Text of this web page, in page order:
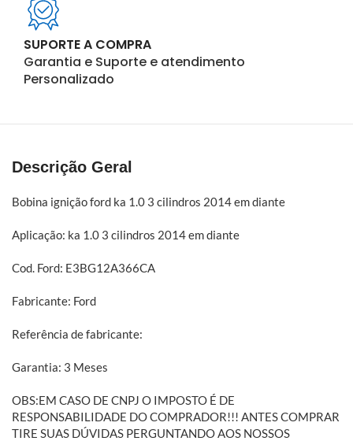
SUPORTE A COMPRA
Garantia e Suporte e atendimento
Personalizado
Descrição Geral
Bobina ignição ford ka 1.0 3 cilindros 2014 em diante
Aplicação: ka 1.0 3 cilindros 2014 em diante
Cod. Ford: E3BG12A366CA
Fabricante: Ford
Referência de fabricante:
Garantia: 3 Meses
OBS:EM CASO DE CNPJ O IMPOSTO É DE
RESPONSABILIDADE DO COMPRADOR!!! ANTES COMPRAR
TIRE SUAS DÚVIDAS PERGUNTANDO AOS NOSSOS